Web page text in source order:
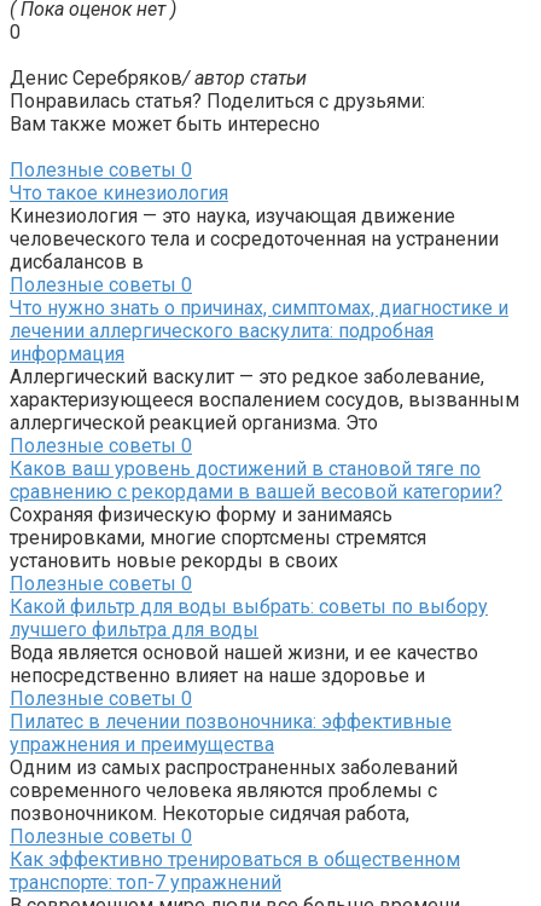
( Пока оценок нет )
0
Денис Серебряков/ автор статьи
Понравилась статья? Поделиться с друзьями:
Вам также может быть интересно
Полезные советы 0
Что такое кинезиология
Кинезиология — это наука, изучающая движение
человеческого тела и сосредоточенная на устранении
дисбалансов в
Полезные советы 0
Что нужно знать о причинах, симптомах, диагностике и
лечении аллергического васкулита: подробная
информация
Аллергический васкулит — это редкое заболевание,
характеризующееся воспалением сосудов, вызванным
аллергической реакцией организма. Это
Полезные советы 0
Каков ваш уровень достижений в становой тяге по
сравнению с рекордами в вашей весовой категории?
Сохраняя физическую форму и занимаясь
тренировками, многие спортсмены стремятся
установить новые рекорды в своих
Полезные советы 0
Какой фильтр для воды выбрать: советы по выбору
лучшего фильтра для воды
Вода является основой нашей жизни, и ее качество
непосредственно влияет на наше здоровье и
Полезные советы 0
Пилатес в лечении позвоночника: эффективные
упражнения и преимущества
Одним из самых распространенных заболеваний
современного человека являются проблемы с
позвоночником. Некоторые сидячая работа,
Полезные советы 0
Как эффективно тренироваться в общественном
транспорте: топ-7 упражнений